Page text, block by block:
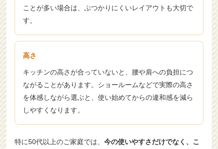
ことが多い場合は、ぶつかりにくいレイアウトも大切で
す。
高さ
キッチンの高さが合っていないと、腰や肩への負担につ
ながることがあります。ショールームなどで実際の高さ
を体感しながら選ぶと、使い始めてからの違和感を減ら
しやすくなります。
特に50代以上のご家庭では、今の使いやすさだけでなく、こ